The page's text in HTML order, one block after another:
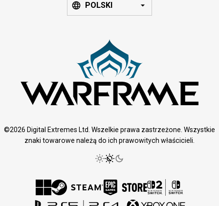
POLSKI
©2026 Digital Extremes Ltd. Wszelkie prawa zastrzeżone. Wszystkie
znaki towarowe należą do ich prawowitych właścicieli.